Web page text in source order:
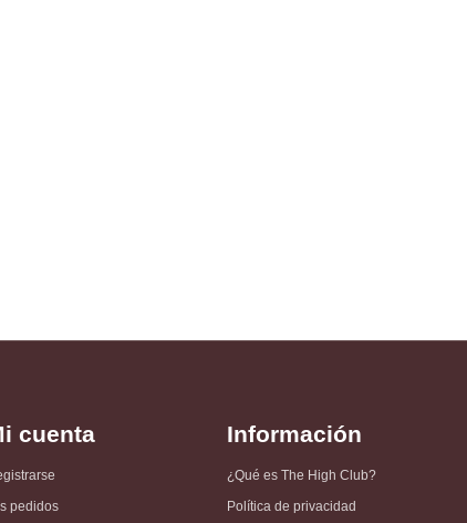
cuenta
pedidos
Información
¿Qué es The High Club?
Política de privacidad